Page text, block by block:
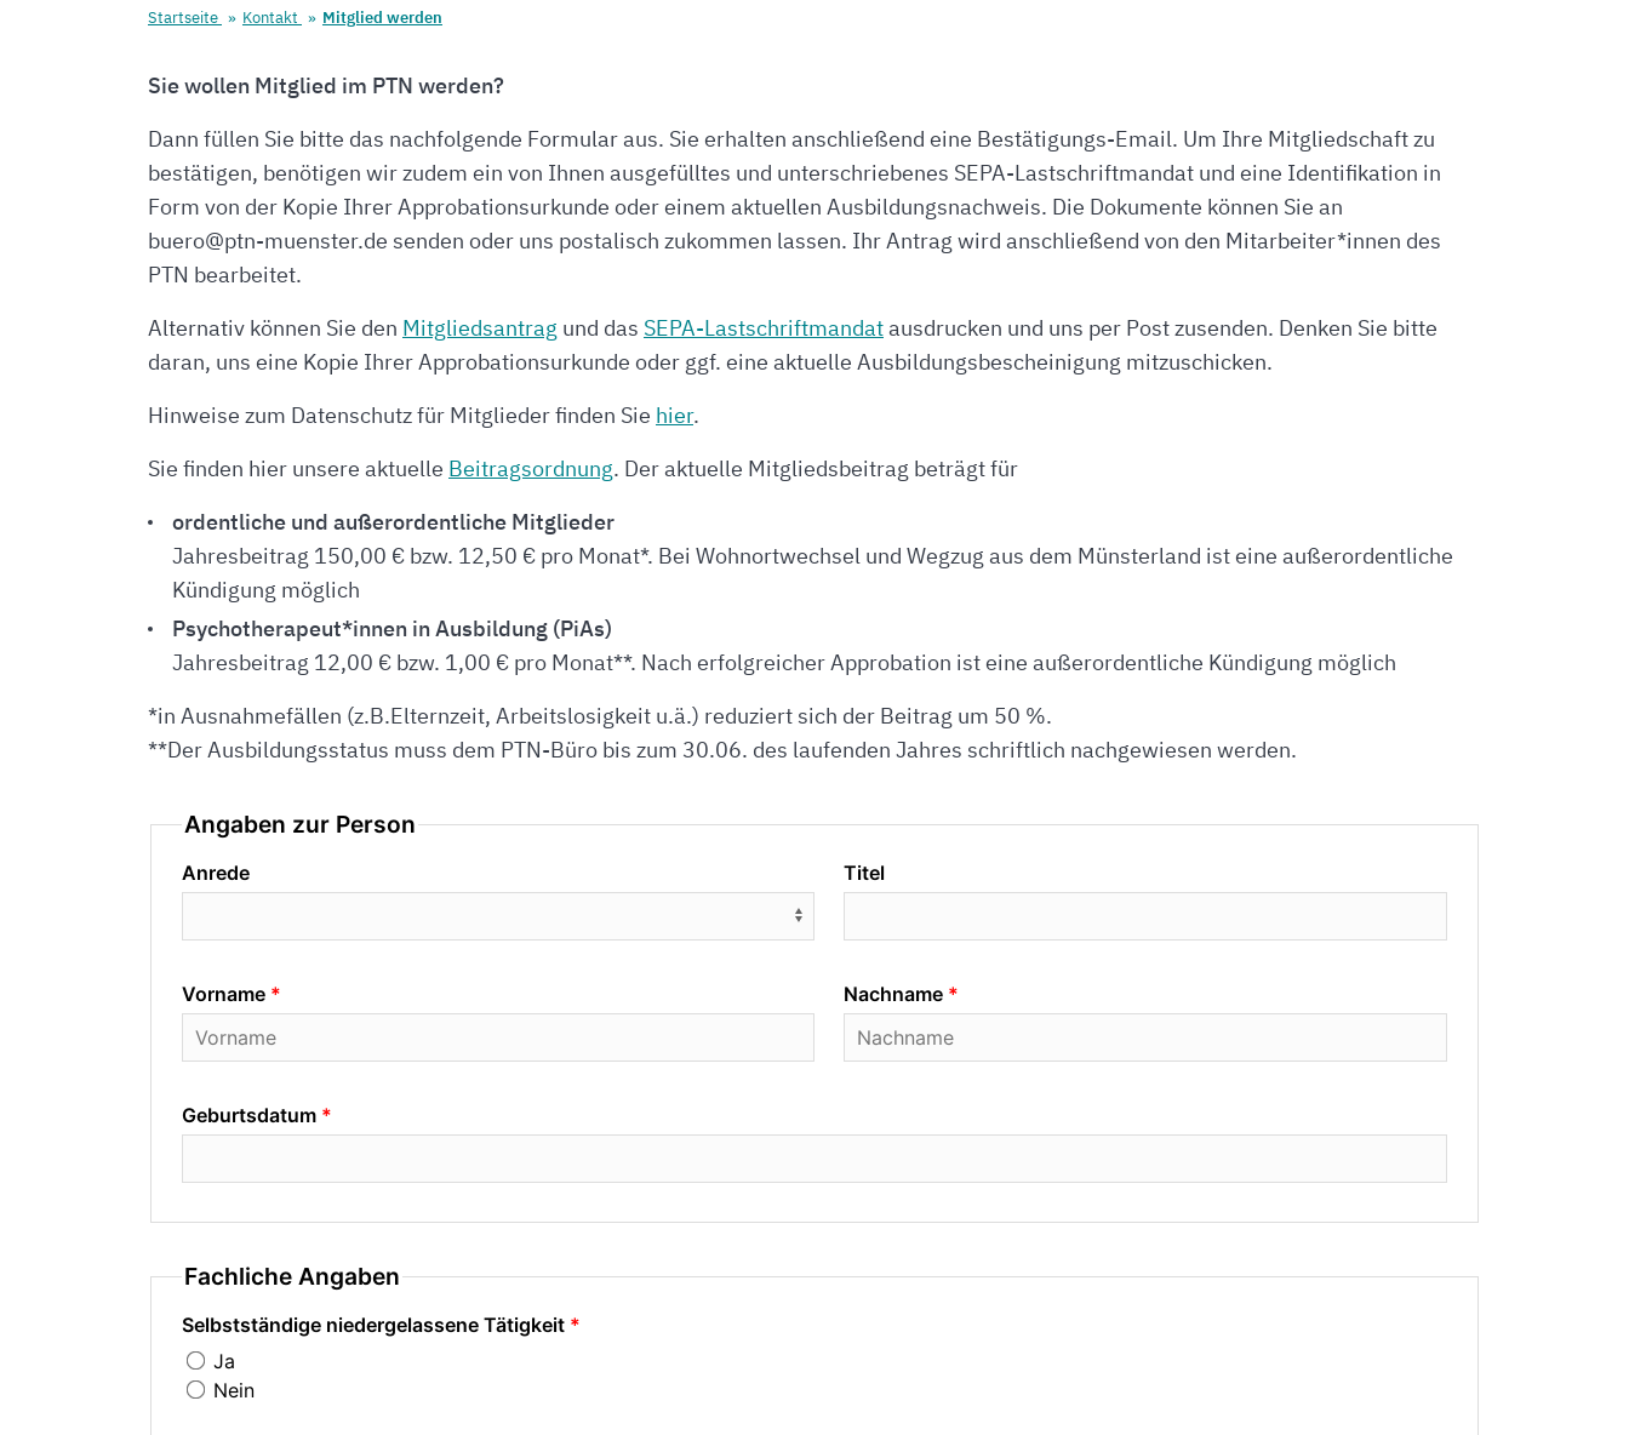
Startseite Kontakt Mitglied werden
Sie wollen Mitglied im PTN werden?
Dann füllen Sie bitte das nachfolgende Formular aus. Sie erhalten anschließend eine Bestätigungs-Email. Um Ihre Mitgliedschaft zu
bestätigen, benötigen wir zudem ein von Ihnen ausgefülltes und unterschriebenes SEPA-Lastschriftmandat und eine Identifikation in
Form von der Kopie Ihrer Approbationsurkunde oder einem aktuellen Ausbildungsnachweis. Die Dokumente können Sie an
buero@ptn-muenster.de senden oder uns postalisch zukommen lassen. Ihr Antrag wird anschließend von den Mitarbeiter*innen des
PTN bearbeitet.
Alternativ können Sie den Mitgliedsantrag und das SEPA-Lastschriftmandatausdrucken und uns per Post zusenden. Denken Sie bitte
daran, uns eine Kopie Ihrer Approbationsurkunde oder ggf. eine aktuelle Ausbildungsbescheinigung mitzuschicken.
Hinweise zum Datenschutz für Mitglieder finden Sie hier.
Sie finden hier unsere aktuelle Beitragsordnung. Der aktuelle Mitgliedsbeitrag beträgt für
ordentliche und außerordentliche Mitglieder
Jahresbeitrag 150,00 € bzw. 12,50 € pro Monat*. Bei Wohnortwechsel und Wegzug aus dem Münsterland ist eine außerordentliche
Kündigung möglich
Psychotherapeut*innen in Ausbildung (PiAs)
Jahresbeitrag 12,00 € bzw. 1,00 € pro Monat**. Nach erfolgreicher Approbation ist eine außerordentliche Kündigung möglich
*in Ausnahmefällen (z.B.Elternzeit, Arbeitslosigkeit u.ä.) reduziert sich der Beitrag um 50 %.
**Der Ausbildungsstatus muss dem PTN-Büro bis zum 30.06. des laufenden Jahres schriftlich nachgewiesen werden.